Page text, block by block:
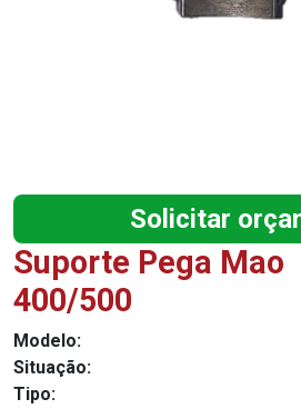
Solicitar
Suporte Pega Mao
400/500
Modelo:
Situação:
Tipo: